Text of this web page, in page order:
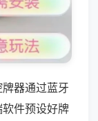
器通过蓝牙
件预设好牌